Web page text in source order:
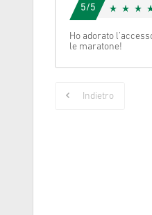
Cancella
5/5
Ho adorato
le maratone!
Indietro